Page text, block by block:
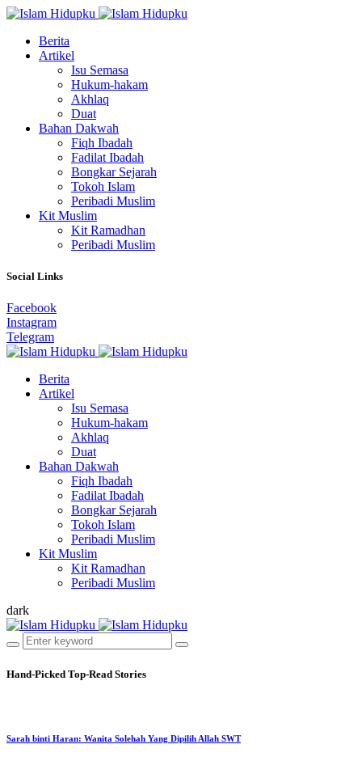
Berita
Artikel
Isu Semasa
Hukum-hakam
Akhlaq
Duat
Bahan Dakwah
Fiqh Ibadah
Fadilat Ibadah
Bongkar Sejarah
Tokoh Islam
Peribadi Muslim
Kit Muslim
Kit Ramadhan
Peribadi Muslim
Social Links
Facebook
Instagram
Telegram
Berita
Artikel
Isu Semasa
Hukum-hakam
Akhlaq
Duat
Bahan Dakwah
Fiqh Ibadah
Fadilat Ibadah
Bongkar Sejarah
Tokoh Islam
Peribadi Muslim
Kit Muslim
Kit Ramadhan
Peribadi Muslim
dark
Hand-Picked Top-Read Stories
Sarah binti Haran: Wanita Solehah Yang Dipilih Allah SWT